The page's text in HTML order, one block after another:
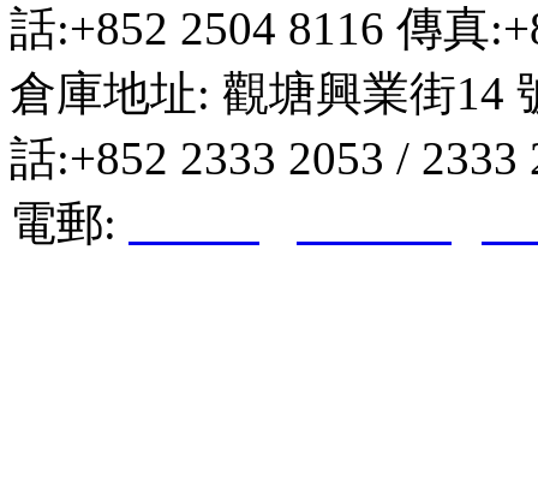
話:+852 2504 8116 傳真
倉庫地址: 觀塘興業街14
話:+852 2333 2053 /
電郵: